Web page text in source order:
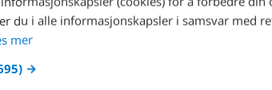
KJØKKEN
du i alle informasjonskapsler i samsvar med
mer
→